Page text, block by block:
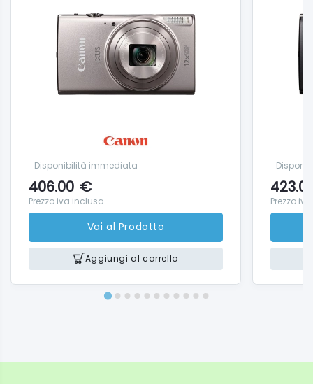
Disponibilità immediata
406.00 €
Prezzo iva inclusa
Vai al Prodotto
Aggiungi al carrello
Prezzo